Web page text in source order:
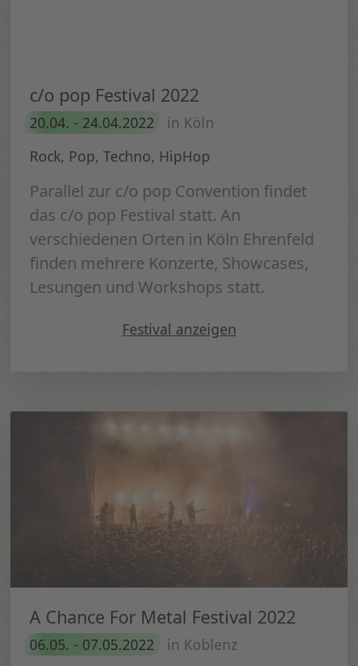
c/o pop Festival 2022
20.04. - 24.04.2022
in Köln
Rock, Pop, Techno, HipHop
Parallel zur c/o pop Convention findet
das c/o pop Festival statt. An
verschiedenen Orten in Köln Ehrenfeld
finden mehrere Konzerte, Showcases,
Lesungen und Workshops statt.
Festival " c/o pop Festival 2022"
anzeigen
A Chance For Metal Festival 2022
06.05. - 07.05.2022
in Koblenz